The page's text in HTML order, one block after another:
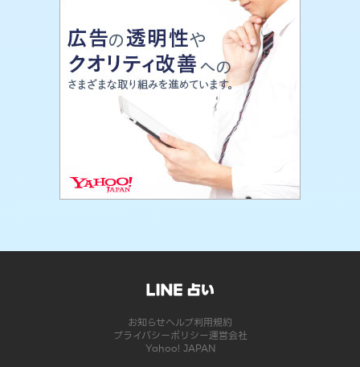
お知らせヘルプ利用規約
プライバシーポリシー運営会社
Yahoo! JAPAN